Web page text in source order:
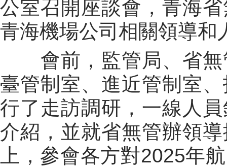
公室召開座談會，青海
青海機場公司相關領導和
會前，監管局、省
臺管制室、進近管制室
行了走訪調研，一線人
介紹，並就省無管辦領
上，參會各方對2025年